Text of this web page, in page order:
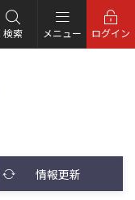
検索 メニュー ログイン
情報更新